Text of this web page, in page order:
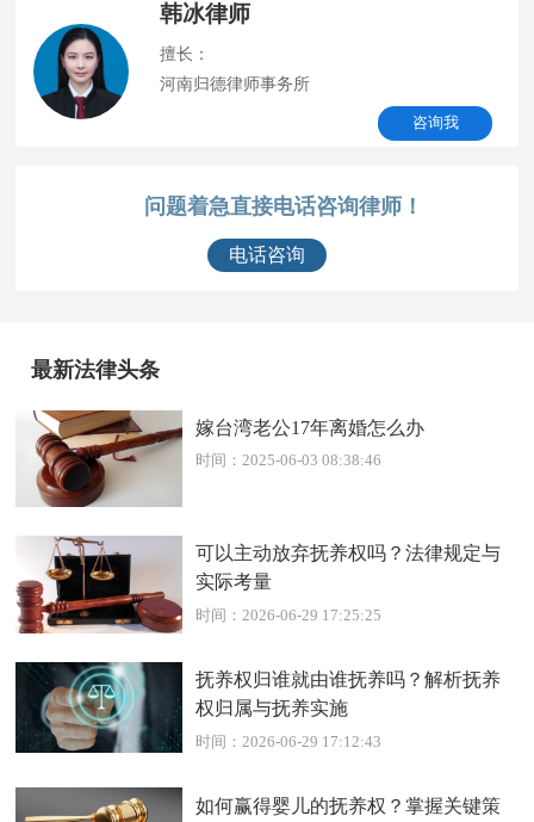
韩冰律师
擅长：
河南归德律师事务所
咨询我
问题着急直接电话咨询律师！
电话咨询
最新法律头条
嫁台湾老公17年离婚怎么办
时间：2025-06-03 08:38:46
可以主动放弃抚养权吗？法律规定与
实际考量
时间：2026-06-29 17:25:25
抚养权归谁就由谁抚养吗？解析抚养
权归属与抚养实施
时间：2026-06-29 17:12:43
如何赢得婴儿的抚养权？掌握关键策